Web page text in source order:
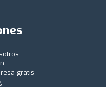
gratis